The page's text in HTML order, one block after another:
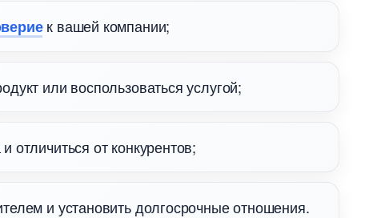
к вашей компании;
или воспользоваться услугой;
отличиться от конкурентов;
и установить долгосрочные отношения.